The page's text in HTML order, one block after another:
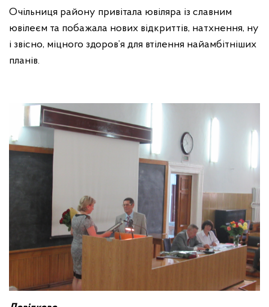
Очільниця району привітала ювіляра із славним
ювілеєм та побажала нових відкриттів, натхнення, ну
і звісно, міцного здоров’я для втілення найамбітніших
планів.